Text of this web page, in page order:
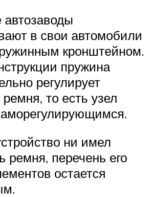
в свои автомобили
кронштейном.
пружина
регулирует
то есть узел
ни имел
ремня, перечень его
остается